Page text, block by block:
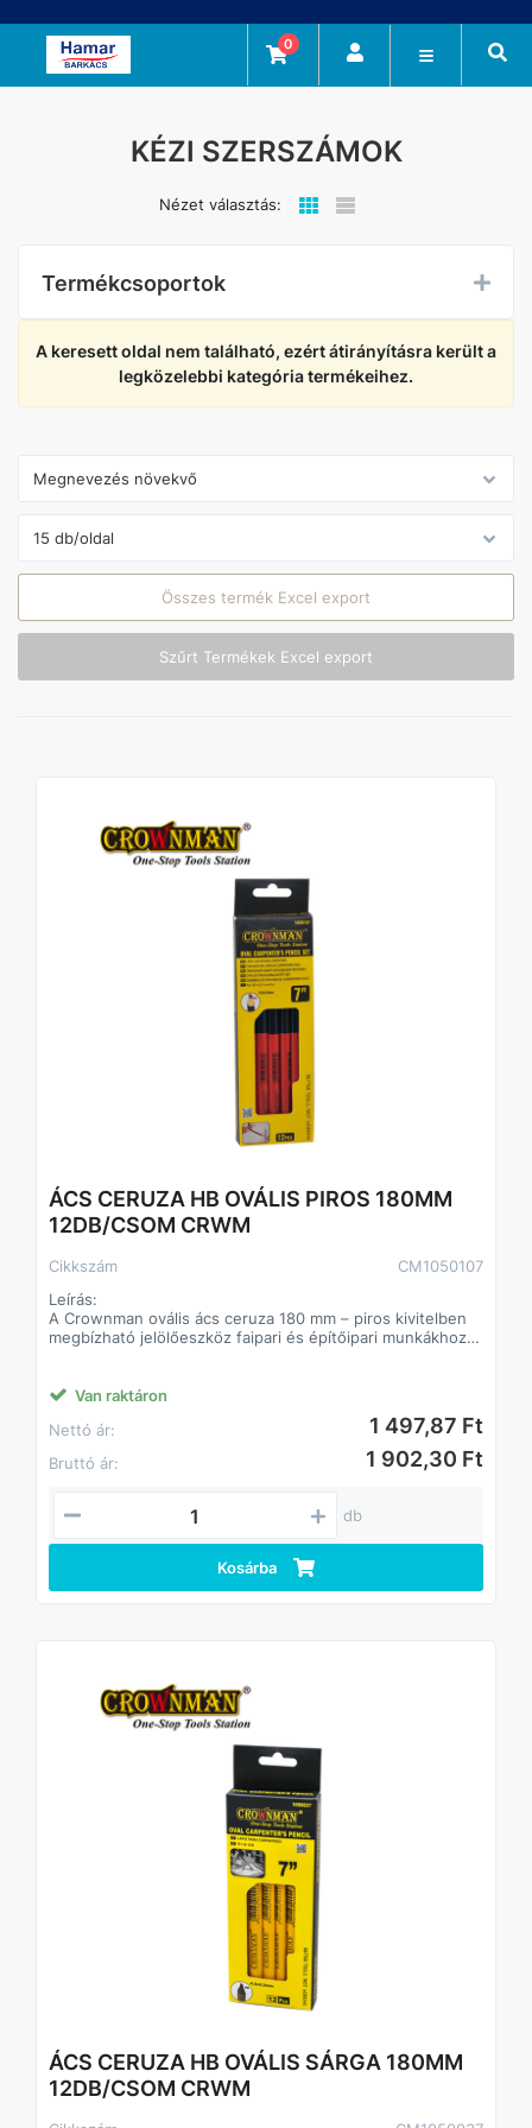
0
KÉZI SZERSZÁMOK
Nézet választás:
Termékcsoportok
A keresett oldal nem található, ezért átirányításra került a
legközelebbi kategória termékeihez.
Összes termék Excel export
Szűrt Termékek Excel export
ÁCS CERUZA HB OVÁLIS PIROS 180MM
12DB/CSOM CRWM
Cikkszám
CM1050107
Leírás:
A Crownman ovális ács ceruza 180 mm – piros kivitelben
megbízható jelölőeszköz faipari és építőipari munkákhoz.
A HB keménységű grafitbetét jól látható, pontos jelölést
tesz lehetővé különféle felületeken, míg a piros lakkozott
burkolat könnyen felismerhetővé teszi a szerszámot a
munkaterületen.
- Faanyagok és gerendák jelölése
- Ácsmunkák, szerkezetépítés
- Gipszkarton és egyéb építőanyagok jelölése
- Általános építőipari jelölési feladatok
Előnyök
- HB grafitbetét – tiszta, jól látható jelölés
- 180 mm (7"") hossz – kényelmes használat
- Erős fa test – tartós kivitel
- Piros lakkozott felület – könnyen észrevehető
- 12 db/csomag – gazdaságos kiszerelés
- Crownman minőség – megbízható jelölőeszköz
Felhasználás: Faipari és építőipari jelölés
Van raktáron
Nettó ár:
1 497,87 Ft
Bruttó ár: 1 902,30 Ft
db
Kosárba
ÁCS CERUZA HB OVÁLIS SÁRGA 180MM
12DB/CSOM CRWM